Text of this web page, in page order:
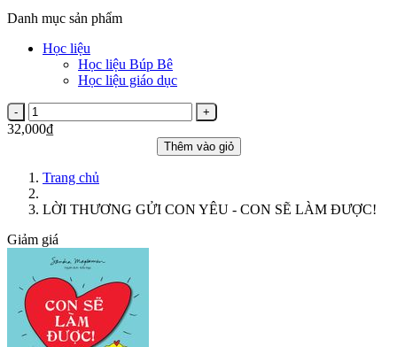
Danh mục sản phẩm
Học liệu
Học liệu Búp Bê
Học liệu giáo dục
32,000₫
Thêm vào giỏ
Trang chủ
LỜI THƯƠNG GỬI CON YÊU - CON SẼ LÀM ĐƯỢC!
Giảm giá